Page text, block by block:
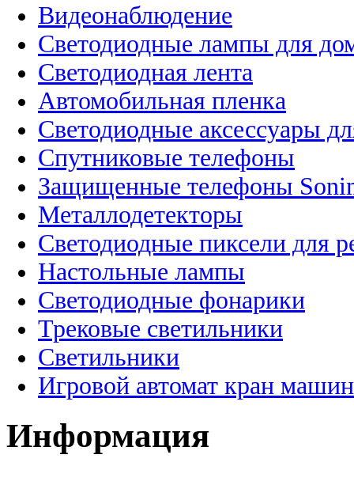
Видеонаблюдение
Светодиодные лампы для
Светодиодная лента
Автомобильная пленка
Светодиодные аксессуары
Спутниковые телефоны
Защищенные телефоны
Металлодетекторы
Светодиодные пиксели для
Настольные лампы
Светодиодные фонарики
Трековые светильники
Светильники
Игровой автомат кран
Информация